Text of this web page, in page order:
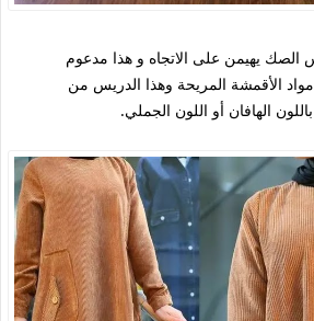
الصك يهيمن على الاتجاه و هذا مدعوم
الأقمشة المريحة وهذا الدريس من
الهافان أو اللون الجملي.